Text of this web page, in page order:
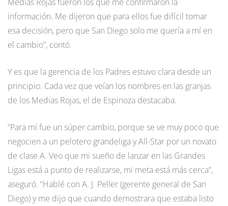
información. Me dijeron que para ellos fue difícil tomar
esa decisión, pero que San Diego solo me quería a mí en
el cambio”, contó.
Y es que la gerencia de los Padres estuvo clara desde un
principio. Cada vez que veían los nombres en las granjas
de los Medias Rojas, el de Espinoza destacaba.
“Para mí fue un súper cambio, porque se ve muy poco que
negocien a un pelotero grandeliga y All-Star por un novato
de clase A. Veo que mi sueño de lanzar en las Grandes
Ligas está a punto de realizarse, mi meta está más cerca”,
aseguró. “Hablé con A. J. Peller (gerente general de San
Diego) y me dijo que cuando demostrara que estaba listo